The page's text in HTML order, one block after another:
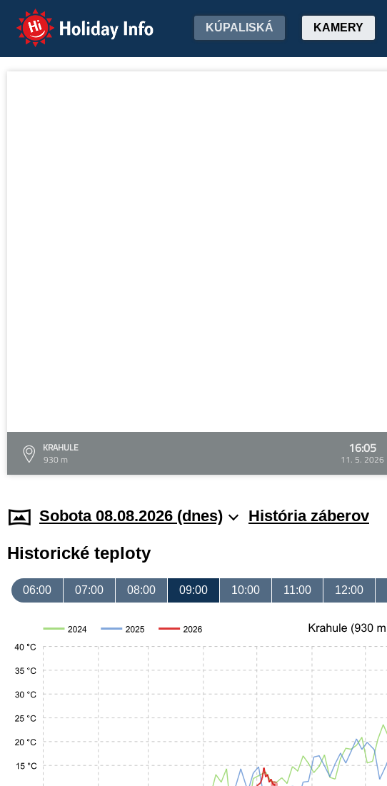
Holiday Info KÚPALISKÁ KAMERY
KRAHULE
930 m
16:05
11. 5. 2026
Sobota 08.08.2026 (dnes) História záberov
Historické teploty
06:00 07:00 08:00 09:00 10:00 11:00 12:00